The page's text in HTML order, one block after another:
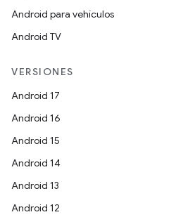
Android para vehículos
Android TV
VERSIONES
Android 17
Android 16
Android 15
Android 14
Android 13
Android 12